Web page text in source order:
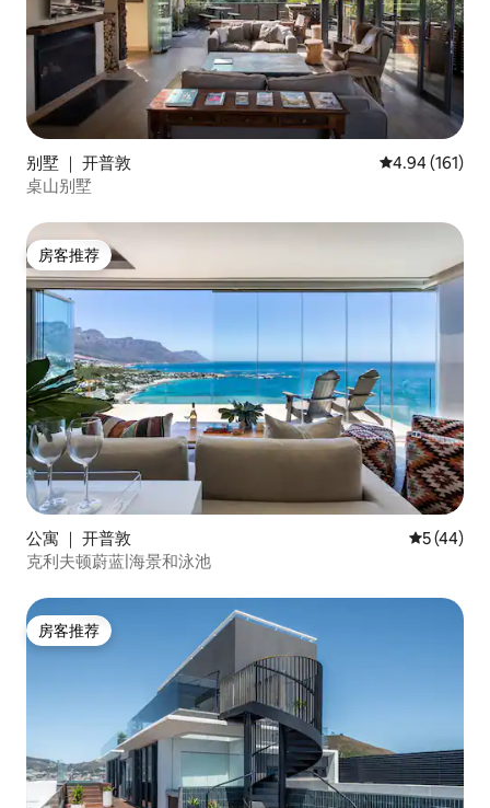
别墅 ｜ 开普敦 平均评分 4.94
4.94 (161)
桌山别墅
房客推荐
房客推荐
公寓 ｜ 开普敦 平均评分
5 (44)
克利夫顿蔚蓝|海景和泳池
房客推荐
房客推荐